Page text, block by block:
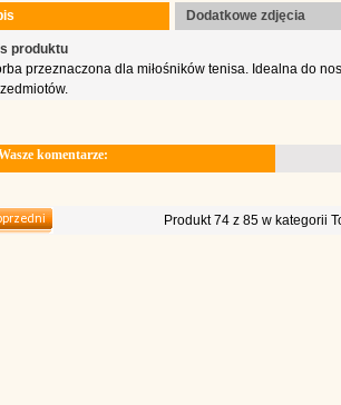
Dodatkowe zdjęcia
produktu
przeznaczona dla miłośników tenisa. Idealna do
komentarze:
Produkt 74 z 85 w kategorii